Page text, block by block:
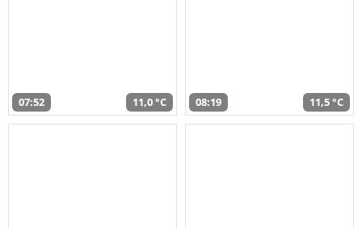
07:52 11,0 °C 08:19 11,5 °C